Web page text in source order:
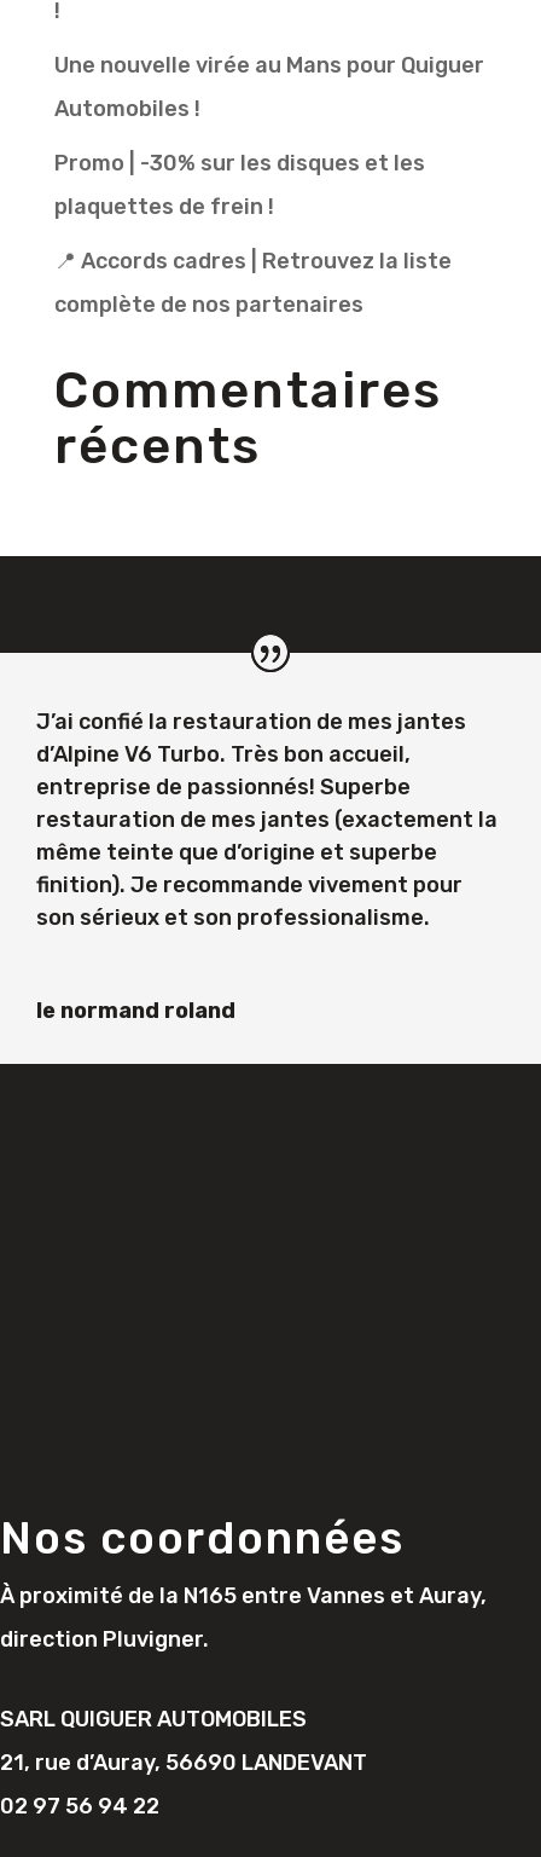
!
Une nouvelle virée au Mans pour Quiguer
Automobiles !
Promo | -30% sur les disques et les
plaquettes de frein !
📍 Accords cadres | Retrouvez la liste
complète de nos partenaires
Commentaires
récents
J’ai confié la restauration de mes jantes
d’Alpine V6 Turbo. Très bon accueil,
entreprise de passionnés! Superbe
restauration de mes jantes (exactement la
même teinte que d’origine et superbe
finition). Je recommande vivement pour
son sérieux et son professionalisme.
le normand roland
Nos coordonnées
À proximité de la N165 entre Vannes et Auray,
direction Pluvigner.
SARL QUIGUER AUTOMOBILES
21, rue d’Auray, 56690 LANDEVANT
02 97 56 94 22